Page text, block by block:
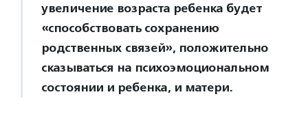
увеличение возраста ребенка будет
«способствовать сохранению
родственных связей», положительно
сказываться на психоэмоциональном
состоянии и ребенка, и матери.